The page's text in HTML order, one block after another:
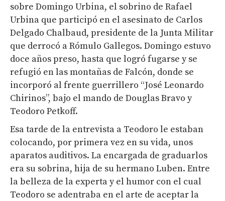
sobre Domingo Urbina, el sobrino de Rafael
Urbina que participó en el asesinato de Carlos
Delgado Chalbaud, presidente de la Junta Militar
que derrocó a Rómulo Gallegos. Domingo estuvo
doce años preso, hasta que logró fugarse y se
refugió en las montañas de Falcón, donde se
incorporó al frente guerrillero “José Leonardo
Chirinos”, bajo el mando de Douglas Bravo y
Teodoro Petkoff.
Esa tarde de la entrevista a Teodoro le estaban
colocando, por primera vez en su vida, unos
aparatos auditivos. La encargada de graduarlos
era su sobrina, hija de su hermano Luben. Entre
la belleza de la experta y el humor con el cual
Teodoro se adentraba en el arte de aceptar la